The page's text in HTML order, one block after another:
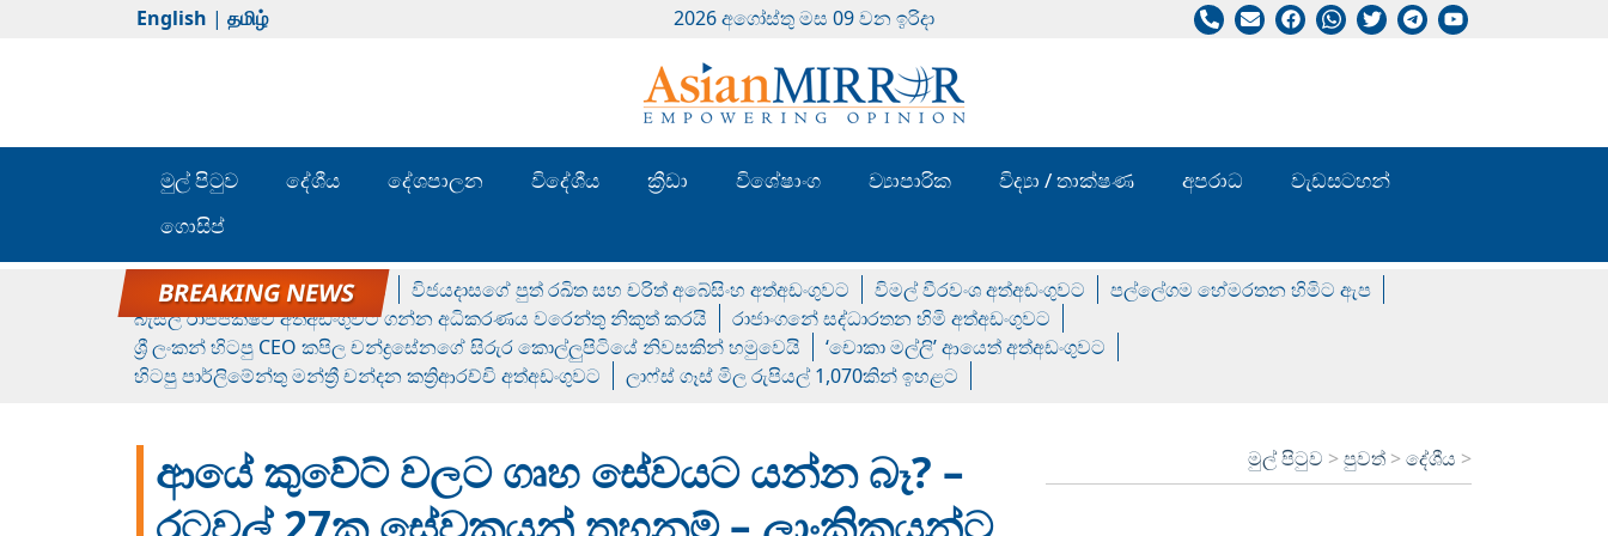
English | தமிழ் 2026 අගෝස්‍තු මස 09 වන ඉරිදා
මුල් පිටුව දේශීය දේශපාලන විදේශීය ක්‍රීඩා විශේෂාංග ව්‍යාපාරික විද්‍යා / තාක්ෂණ අපරාධ
වැඩසටහන්
ගොසිප්
රන් ගෙනා රුමේෂ්ගේ හෙල්ලය විජයදාසගේ පුත් රඛිත සහ චරිත් අබේසිංහ අත්අඩංගුවට විමල් වීරවංශ අත්අඩංගුවට
පල්ලේගම හේමරතන හිමිට ඇප
බැසිල් රාජපක්ෂව අත්අඩංගුවට ගන්න අධිකරණය වරෙන්තු නිකුත් කරයි
රාජාංගනේ සද්ධාරතන හිමි අත්අඩංගුවට
ශ්‍රී ලංකන් හිටපු CEO කපිල චන්ද්‍රසේනගේ සිරුර කොල්ලුපිටියේ නිවසකින් හමුවෙයි
‘චොකා මල්ලි’ ආයෙත් අත්අඩංගුවට
හිටපු පාර්ලිමේන්තු මන්ත්‍රී චන්දන කත්‍රිආරච්චි අත්අඩංගුවට
ලාෆ්ස් ගෑස් මිල රුපියල් 1,070කින් ඉහළට
ආයේ කුවේට් වලට ගෘහ සේවයට යන්න බෑ? –
මුල් පිටුව >පුවත් >දේශීය >